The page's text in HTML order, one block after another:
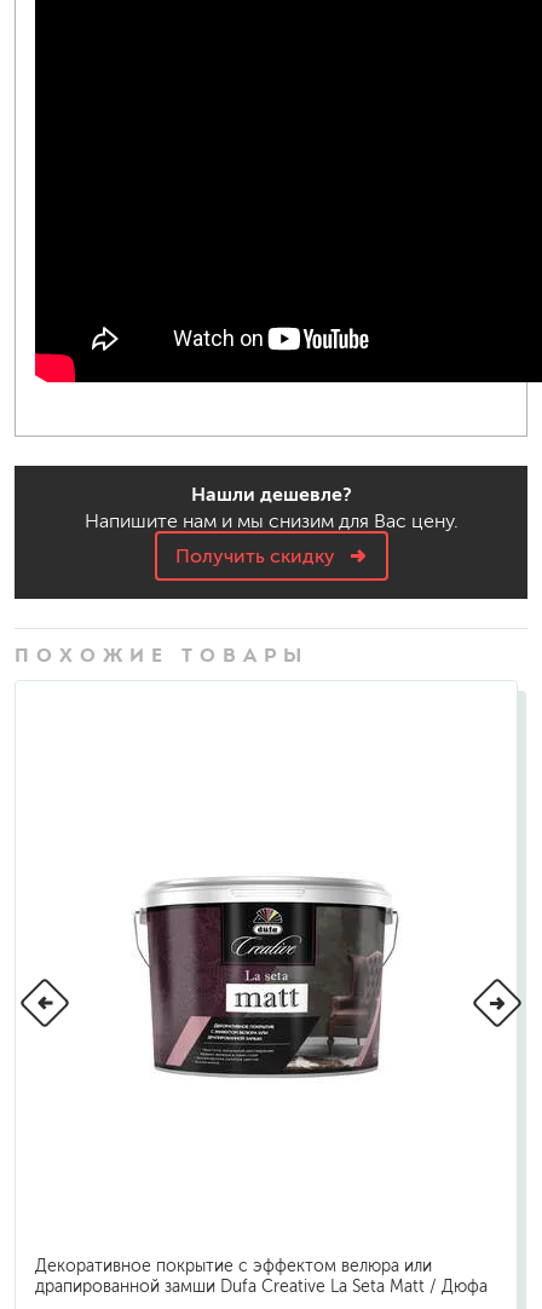
Нашли дешевле?
Напишите нам и мы снизим для Вас цену.
Получить скидку
ПОХОЖИЕ ТОВАРЫ
Декоративное покрытие с эффектом велюра или
драпированной замши Dufa Creative La Seta Matt / Дюфа